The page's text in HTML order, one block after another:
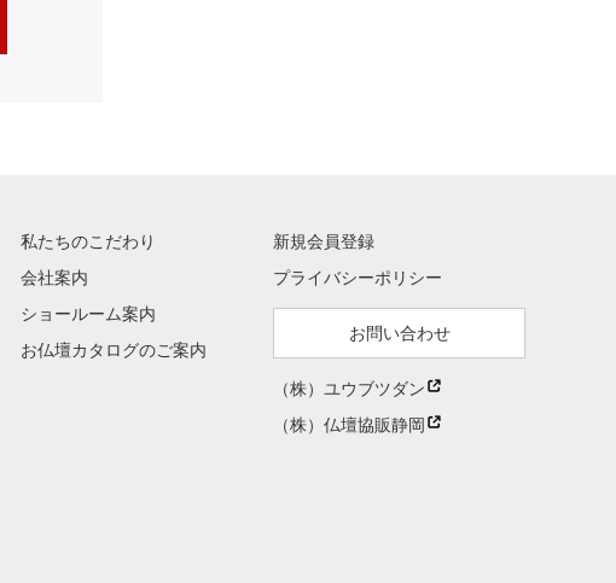
私たちのこだわり
会社案内
ショールーム案内
お仏壇カタログのご案内
新規会員登録
プライバシーポリシー
お問い合わせ
（株）ユウブツダン
（株）仏壇協販静岡